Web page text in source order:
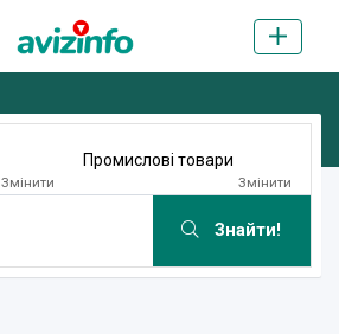
Змінити
Промислові товари
Змінити
Знайти!